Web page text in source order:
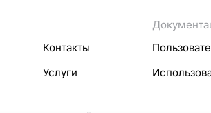
Контакты
Услуги